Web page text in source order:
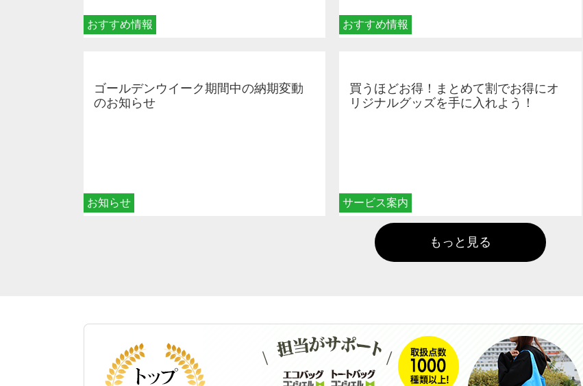
おすすめ情報 おすすめ情報
お知らせ
ゴールデンウイーク期間中の納期変動
のお知らせ
サービス案内
買うほどお得！まとめて割でお得にオ
リジナルグッズを手に入れよう！
もっと見る